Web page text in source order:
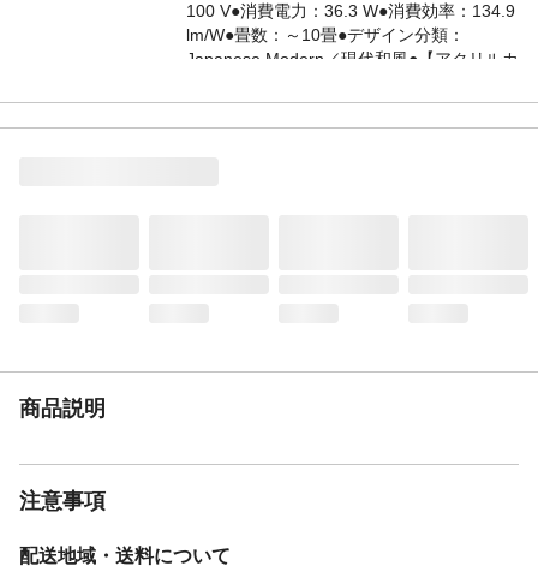
100 V●消費電力：36.3 W●消費効率：134.9
lm/W●畳数：～10畳●デザイン分類：
Japanese Modern／現代和風●【アクリルカ
型、リモコン調光・リモコン調色・カチッ
トF
時、55度までの傾斜天井に取付可能●光色に
商品説明
注意事項
配送地域・送料について